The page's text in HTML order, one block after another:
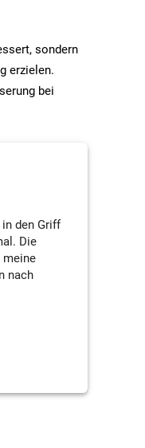
sondern
erzielen.
bei
den Griff
Die
meine
nach